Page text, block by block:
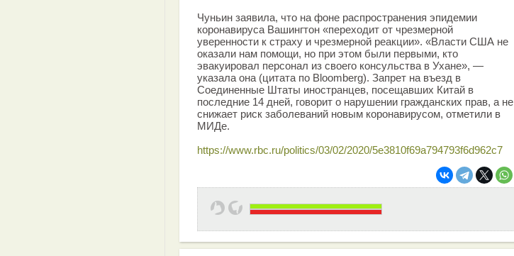
Чуньин заявила, что на фоне распространения эпидемии
коронавируса Вашингтон «переходит от чрезмерной
уверенности к страху и чрезмерной реакции». «Власти США не
оказали нам помощи, но при этом были первыми, кто
эвакуировал персонал из своего консульства в Ухане», —
указала она (цитата по Bloomberg). Запрет на въезд в
Соединенные Штаты иностранцев, посещавших Китай в
последние 14 дней, говорит о нарушении гражданских прав, а не
снижает риск заболеваний новым коронавирусом, отметили в
МИДе.
https://www.rbc.ru/politics/03/02/2020/5e3810f69a794793f6d962c7